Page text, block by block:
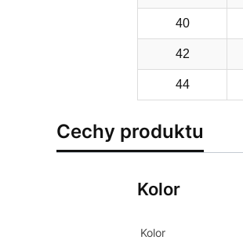
40
42
44
Cechy produktu
Kolor
Kolor